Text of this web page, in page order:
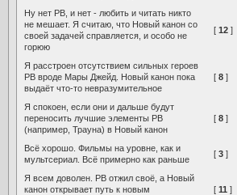
Ну нет РВ, и нет - любить и читать никто
не мешает. Я считаю, что Новый канон со
своей задачей справляется, и особо не
горюю
[ 12]
Я расстроен отсутствием сильных героев
РВ вроде Мары Джейд. Новый канон пока
выдаёт что-то невразумительное
[ 8]
Я спокоен, если они и дальше будут
переносить лучшие элементы РВ
(например, Трауна) в Новый канон
[ 8]
Всё хорошо. Фильмы на уровне, как и
мультсериал. Всё примерно как раньше
[ 3]
Я всем доволен. РВ отжил своё, а Новый
канон открывает путь к новым
[ 11 ]